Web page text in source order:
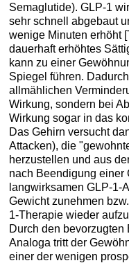
Semaglutide). GLP-1
sehr schnell abgebaut
wenige Minuten erhöht
dauerhaft erhöhtes
kann zu einer
Spiegel führen.
allmählichen
Wirkung, sondern bei
Wirkung sogar in das
Das Gehirn versucht
Attacken), die
herzustellen und aus
nach Beendigung einer
langwirksamen GLP-1-
Gewicht zunehmen
1-Therapie wieder
Durch den
Analoga tritt der
einer der wenigen